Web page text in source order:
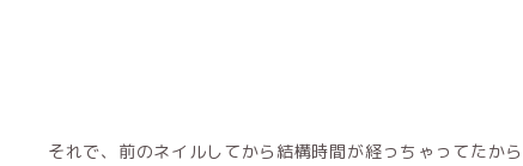
それで、前のネイルしてから結構時間が経っちゃってたから